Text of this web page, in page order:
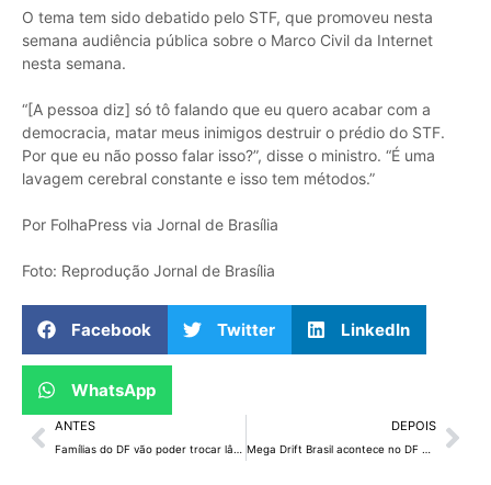
O tema tem sido debatido pelo STF, que promoveu nesta
semana audiência pública sobre o Marco Civil da Internet
nesta semana.
“[A pessoa diz] só tô falando que eu quero acabar com a
democracia, matar meus inimigos destruir o prédio do STF.
Por que eu não posso falar isso?”, disse o ministro. “É uma
lavagem cerebral constante e isso tem métodos.”
Por FolhaPress via Jornal de Brasília
Foto: Reprodução Jornal de Brasília
Facebook Twitter LinkedIn
WhatsApp
ANTES DEPOIS